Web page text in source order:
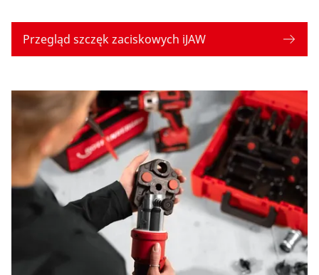
Przegląd szczęk zaciskowych iJAW